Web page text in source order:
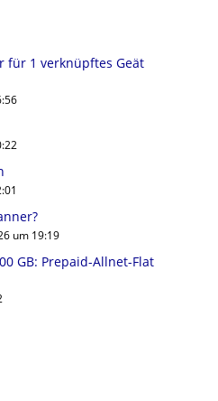
für 1 verknüpftes Geät
um 19:19
GB: Prepaid-Allnet-Flat